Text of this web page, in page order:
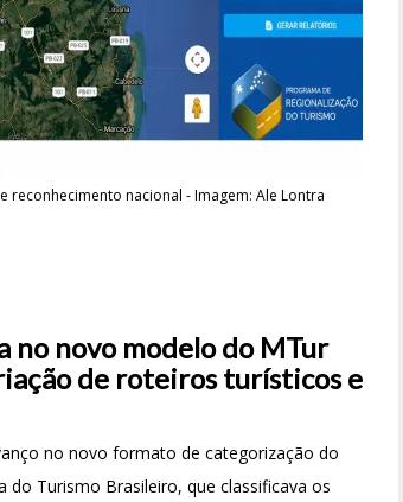
nacional - Imagem: Ale Lontra
no novo modelo do MTur
de roteiros turísticos e
no novo formato de categorização do
Turismo Brasileiro, que classificava os